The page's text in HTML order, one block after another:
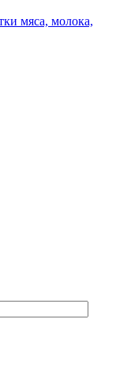
мяса, молока,